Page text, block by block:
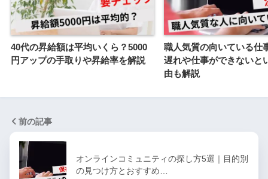
40代の昇給額は平均いくら？5000
円アップの手取りや昇給率を解説
職人気質の向いている仕
遅れや仕事ができないと
由も解説
前の記事
オンラインコミュニティの探し方5選｜目的別
の見つけ方とおすすめ…